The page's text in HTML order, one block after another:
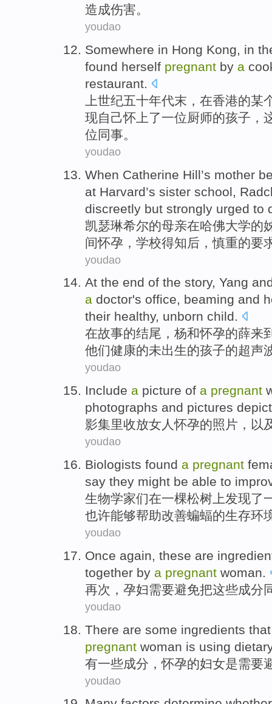
造成伤害。
youdao
Somewhere in Hong Kong, in
found herself pregnant by a
restaurant.
上世纪五十年代末，在香港的某
现自己怀上了一位厨师的孩子，
位同事。
youdao
When Catherine Hill’s mother
at Harvard’s sister school
discreetly but strongly urged to
凯瑟琳希尔的母亲在哈佛大学的
间怀孕 ，学校得知后，慎重的要
youdao
At the end of the story, Yang
a doctor's office, beaming and
their healthy, unborn child.
在故事的结尾 ， 杨和怀孕的薛来
他们健康的未出生的孩子的超声
youdao
Include a picture of a pregnant
photographs and pictures
影集里收放女人怀孕的照片 ， 以
youdao
Biologists found a pregnant
say they might be able to
生物学家们在一棵松树 上发现了
也许能够帮助改善蝙蝠的生存环
youdao
Once again, these are
together by a pregnant woman.
再次 ，孕妇需要避免把这些成分
youdao
There are some ingredients
pregnant woman is using
有一些成分 ，怀孕的妇女是需要
youdao